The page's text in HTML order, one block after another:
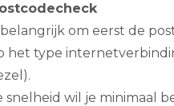
belangrijk om eerst de
het type
snelheid wil je minimaal